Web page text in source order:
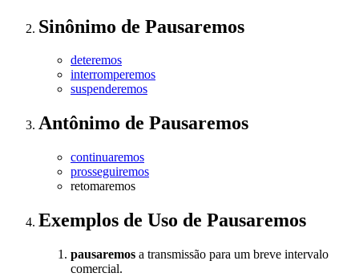
Sinônimo de Pausaremos
deteremos
interromperemos
suspenderemos
Antônimo de Pausaremos
continuaremos
prosseguiremos
retomaremos
Exemplos de Uso de Pausaremos
pausaremos a transmissão para um breve intervalo
comercial.